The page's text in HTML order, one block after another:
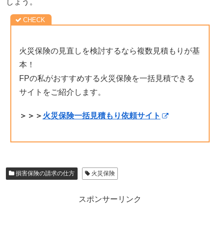
しょう。
火災保険の見直しを検討するなら複数見積もりが基
本！
FPの私がおすすめする火災保険を一括見積できる
サイトをご紹介します。
＞＞＞ 火災保険一括見積もり依頼サイト
損害保険の請求の仕方 火災保険
スポンサーリンク